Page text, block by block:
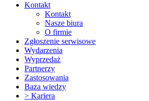
Kontakt
Kontakt
Nasze biura
O firmie
Zgłoszenie serwisowe
Wydarzenia
Wyprzedaż
Partnerzy
Zastosowania
Baza wiedzy
> Kariera